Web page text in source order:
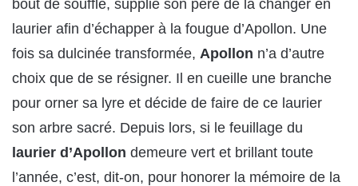
bout de souffle, supplie son père de la changer en
laurier afin d’échapper à la fougue d’Apollon. Une
fois sa dulcinée transformée, Apollon n’a d’autre
choix que de se résigner. Il en cueille une branche
pour orner sa lyre et décide de faire de ce laurier
son arbre sacré. Depuis lors, si le feuillage du
laurier d’Apollon demeure vert et brillant toute
l’année, c’est, dit-on, pour honorer la mémoire de la